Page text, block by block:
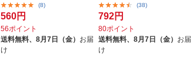
(8)
560円
56ポイント
送料無料、 8月7日（金） お届
け
(38)
792円
80ポイント
送料無料、8月7日（金） お届
け